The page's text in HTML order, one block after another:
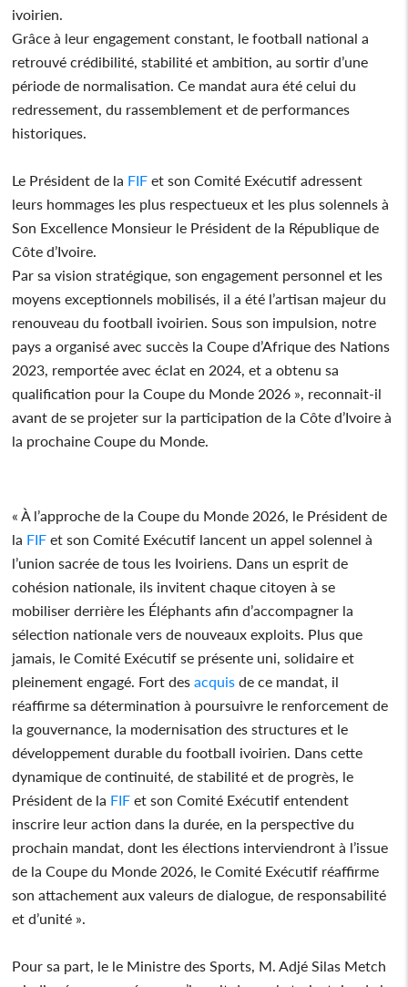
ivoirien.
Grâce à leur engagement constant, le football national a
retrouvé crédibilité, stabilité et ambition, au sortir d’une
période de normalisation. Ce mandat aura été celui du
redressement, du rassemblement et de performances
historiques.
Le Président de la FIF et son Comité Exécutif adressent
leurs hommages les plus respectueux et les plus solennels à
Son Excellence Monsieur le Président de la République de
Côte d’Ivoire.
Par sa vision stratégique, son engagement personnel et les
moyens exceptionnels mobilisés, il a été l’artisan majeur du
renouveau du football ivoirien. Sous son impulsion, notre
pays a organisé avec succès la Coupe d’Afrique des Nations
2023, remportée avec éclat en 2024, et a obtenu sa
qualification pour la Coupe du Monde 2026 », reconnait-il
avant de se projeter sur la participation de la Côte d’Ivoire à
la prochaine Coupe du Monde.
« À l’approche de la Coupe du Monde 2026, le Président de
la FIF et son Comité Exécutif lancent un appel solennel à
l’union sacrée de tous les Ivoiriens. Dans un esprit de
cohésion nationale, ils invitent chaque citoyen à se
mobiliser derrière les Éléphants afin d’accompagner la
sélection nationale vers de nouveaux exploits. Plus que
jamais, le Comité Exécutif se présente uni, solidaire et
pleinement engagé. Fort desacquis de ce mandat, il
réaffirme sa détermination à poursuivre le renforcement de
la gouvernance, la modernisation des structures et le
développement durable du football ivoirien. Dans cette
dynamique de continuité, de stabilité et de progrès, le
Président de la FIF et son Comité Exécutif entendent
inscrire leur action dans la durée, en la perspective du
prochain mandat, dont les élections interviendront à l’issue
de la Coupe du Monde 2026, le Comité Exécutif réaffirme
son attachement aux valeurs de dialogue, de responsabilité
et d’unité ».
Pour sa part, le le Ministre des Sports, M. Adjé Silas Metch